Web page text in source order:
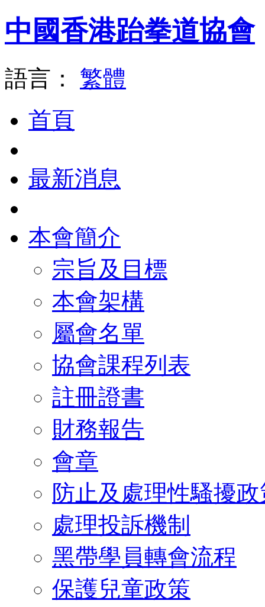
中國香港跆拳道協會
語言： 繁體
首頁
最新消息
本會簡介
宗旨及目標
本會架構
屬會名單
協會課程列表
註冊證書
財務報告
會章
防止及處理性騷擾
處理投訴機制
黑帶學員轉會流程
保護兒童政策